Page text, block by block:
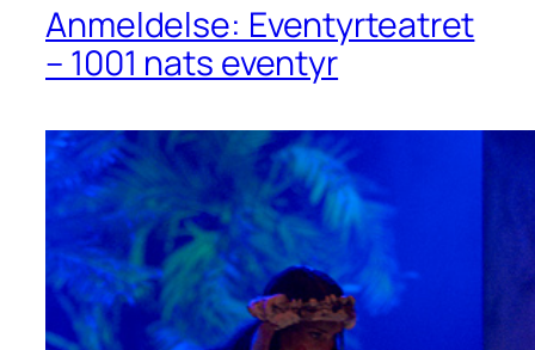
Anmeldelse: Eventyrteatret
– 1001 nats eventyr